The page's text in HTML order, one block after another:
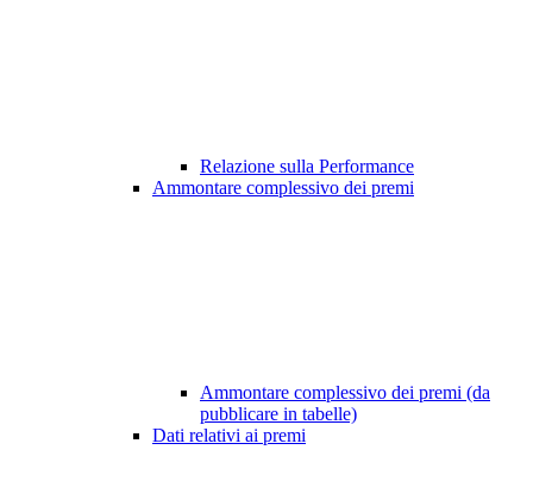
Relazione sulla Performance
Ammontare complessivo dei premi
Ammontare complessivo dei premi (da
pubblicare in tabelle)
Dati relativi ai premi